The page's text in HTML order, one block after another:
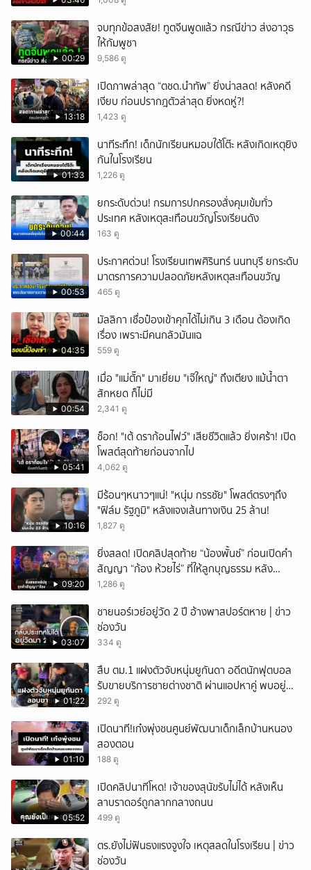
00:29
จบทุกข้อสงสัย! ทูตจีนพูดแล้ว กรณีข่าว ส่งอาวุธ
ให้กัมพูชา
9,586 ดู
13:18
เปิดภาพล่าสุด “ตชด.นำทัพ” ยิ่งน่าสลด! หลังคดี
เงียบ ก่อนปรากฎตัวล่าสุด ยิ่งหดหู่?!
1,423 ดู
01:33
นาทีระทึก! เด็กนักเรียนหมอบใต้โต๊ะ หลังเกิดเหตุยิง
กันในโรงเรียน
1,226 ดู
00:44
ยกระดับด่วน! กรมการปกครองสั่งคุมเข้มทั่ว
ประเทศ หลังเหตุสะเทือนขวัญโรงเรียนดัง
163 ดู
00:53
ประกาศด่วน! โรงเรียนเทพศิรินทร์ นนทบุรี ยกระดับ
มาตรการความปลอดภัยหลังเหตุสะเทือนขวัญ
465 ดู
04:35
มัลลิกา เชื่อป๋องเข้าคุกได้ไม่เกิน 3 เดือน ต้องเกิด
เรื่อง เพราะมีคนกลัวมันแฉ
559 ดู
00:54
เมื่อ "แม่ตั๊ก" มาเยี่ยม "เจ๊ใหญ่" ถึงเตียง แม้น้ำตา
สักหยด ก็ไม่มี
2,341 ดู
05:41
ช็อก! "เต้ ดราก้อนไฟว์" เสียชีวิตแล้ว ยิ่งเศร้า! เปิด
โพสต์สุดท้ายก่อนจากไป
4,062 ดู
10:16
มีร้อนๆหนาวๆแน่! "หนุ่ม กรรชัย" โพสต์ตรงๆถึง
"ฟิล์ม รัฐภูมิ" หลังแจงเส้นทางเงิน 25 ล้าน!
1,827 ดู
09:20
ยิ่งสลด! เปิดคลิปสุดท้าย “น้องพั้นช์” ก่อนเปิดคำ
สัญญา “ก้อง ห้วยไร่” ที่ให้ลูกบุญธรรม หลัง
ลาโลก!
1,286 ดู
03:07
ชายนอร์เวย์อยู่วัด 2 ปี อ้างพาสปอร์ตหาย | ข่าว
ช่องวัน
334 ดู
01:22
สืบ ตม.1 แฝงตัวจับหนุ่มยูกันดา อดีตนักฟุตบอล
รับขายบริการชายต่างชาติ ผ่านแอปหาคู่ พบอยู่
เกินกำหนดอนุญาต
292 ดู
01:10
เปิดนาที!เก๋งพุ่งชนศูนย์พัฒนาเด็กเล็กบ้านหนอง
สองตอน
188 ดู
05:52
เปิดคลิปนาทีโหด! เจ้าของสุนัขรับไม่ได้ หลังเห็น
ลาบราดอร์ถูกลากกลางถนน
499 ดู
ตร.ยังไม่ฟันธงแรงจูงใจ เหตุสลดในโรงเรียน | ข่าว
ช่องวัน